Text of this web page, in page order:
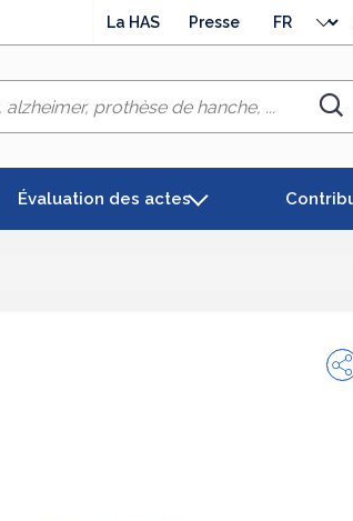
La HAS Presse
langue
Évaluation des actes